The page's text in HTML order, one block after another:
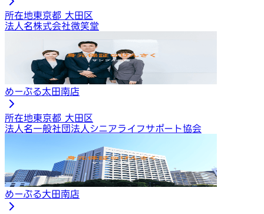
所在地東京都 大田区
法人名株式会社微笑堂
めーぷる太田南店
所在地東京都 大田区
法人名一般社団法人シニアライフサポート協会
めーぷる大田南店